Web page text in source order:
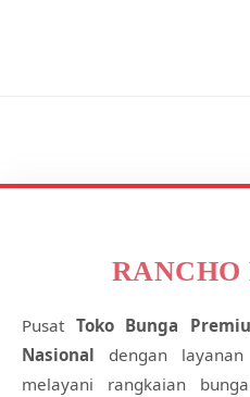
RANCHO
Pusat Toko Bunga
Nasional dengan
melayani rangkaian